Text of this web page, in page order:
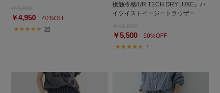
￥4,950 40%OFF
28
接触冷感/UR TECH DRYLUXE』ハ
イツイストイージートラウザー
￥5,50050%OFF
7